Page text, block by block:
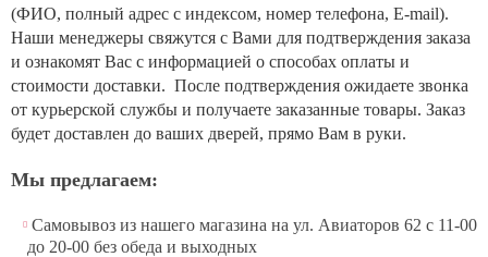
(ФИО, полный адрес с индексом, номер телефона, E-mail).
Наши менеджеры свяжутся с Вами для подтверждения заказа
и ознакомят Вас с информацией о способах оплаты и
стоимости доставки. После подтверждения ожидаете звонка
от курьерской службы и получаете заказанные товары. Заказ
будет доставлен до ваших дверей, прямо Вам в руки.
Мы предлагаем:
Самовывоз из нашего магазина на ул. Авиаторов 62 с 11-00
до 20-00 без обеда и выходных